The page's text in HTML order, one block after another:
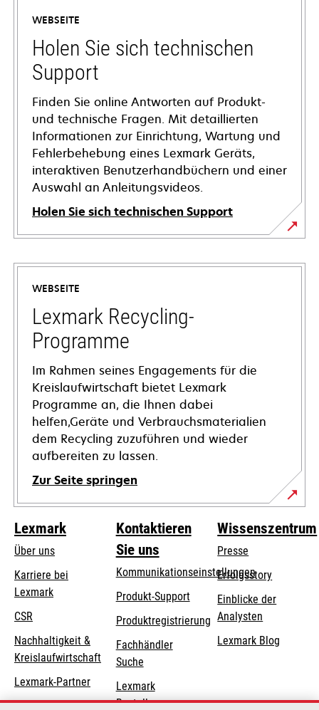
WEBSEITE
Holen Sie sich technischen
Support
Finden Sie online Antworten auf Produkt-
und technische Fragen. Mit detaillierten
Informationen zur Einrichtung, Wartung und
Fehlerbehebung eines Lexmark Geräts,
interaktiven Benutzerhandbüchern und einer
Auswahl an Anleitungsvideos.
Holen Sie sich technischen Support
wird
in
neuen
Registerkarte
geöffnet
WEBSEITE
Lexmark Recycling-
Programme
Im Rahmen seines Engagements für die
Kreislaufwirtschaft bietet Lexmark
Programme an, die Ihnen dabei
helfen,Geräte und Verbrauchsmaterialien
dem Recycling zuzuführen und wieder
aufbereiten zu lassen.
Zur Seite springen
Lexmark
Über uns
Karriere bei
Lexmark
CSR
Nachhaltigkeit &
Kreislaufwirtschaft
Lexmark-Partner
Kontaktieren
Sie uns
Kommunikationseinstellungen
wird
in
einer
neuen
Registerkarte
geöffnet
Produkt-Supportwird
einer
neuen
Produktregistrierung
Fachhändler
Suche
Lexmark
Bestellungen
Wissenszentrum
Presse
Erfolgsstory
Einblicke der
Analysten
Lexmark Blog